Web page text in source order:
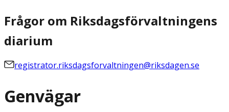
Frågor om Riksdagsförvaltningens
diarium
registrator.riksdagsforvaltningen@riksdagen.se
Genvägar